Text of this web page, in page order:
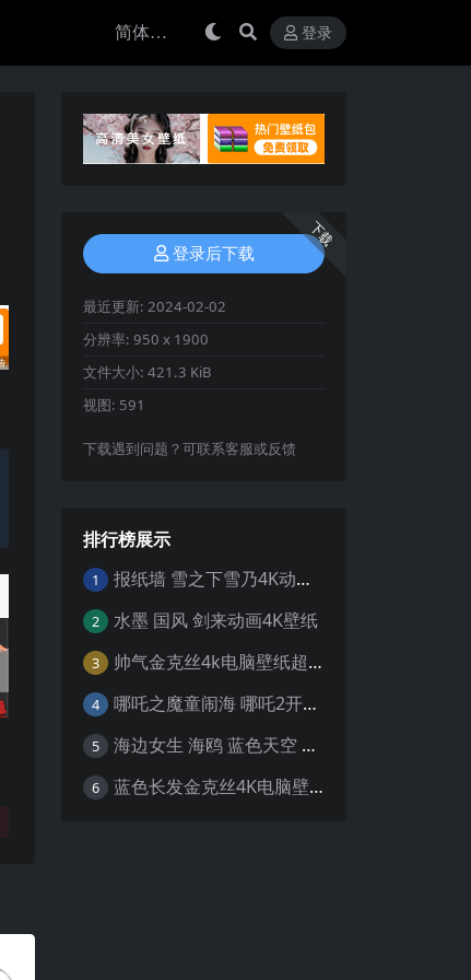
登录
下载
登录后下载
最近更新: 2024-02-02
分辨率: 950 x 1900
文件大小: 421.3 KiB
视图: 591
下载遇到问题？可联系客服或反馈
排行榜展示
1 报纸墙 雪之下雪乃4K动漫壁纸
2 水墨 国风 剑来动画4K壁纸
3 帅气金克丝4k电脑壁纸超清
4 哪吒之魔童闹海 哪吒2开场4K壁纸
5 海边女生 海鸥 蓝色天空 4K壁纸
6 蓝色长发金克丝4K电脑壁纸